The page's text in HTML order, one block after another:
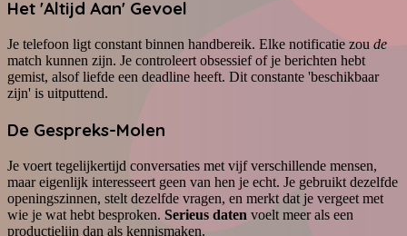
Het 'Altijd Aan' Gevoel
Je telefoon ligt constant binnen handbereik. Elke notificatie zou de
match kunnen zijn. Je controleert obsessief of je berichten hebt
gemist, alsof liefde een deadline heeft. Dit constante 'beschikbaar
zijn' is uitputtend.
De Gespreks-Molen
Je voert tegelijkertijd conversaties met vijf verschillende mensen,
maar eigenlijk interesseert geen van hen je echt. Je gebruikt dezelfde
openingszinnen, stelt dezelfde vragen, en merkt dat je vergeet met
wie je wat hebt besproken. Serieus daten voelt meer als een
productielijn dan als kennismaken.